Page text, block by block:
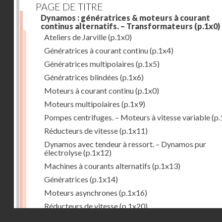
PAGE DE TITRE
Dynamos : génératrices & moteurs à courant
continus alternatifs. – Transformateurs (p.1x0)
Ateliers de Jarville(p.1x0)
Génératrices à courant continu(p.1x4)
Génératrices multipolaires (p.1x5)
Génératrices blindées (p.1x6)
Moteurs à courant continu(p.1x0)
Moteurs multipolaires (p.1x9)
Pompes centrifuges. – Moteurs à vitesse variable
Réducteurs de vitesse(p.1x11)
Dynamos avec tendeur à ressort. – Dynamos pur
électrolyse(p.1x12)
Machines à courants alternatifs (p.1x13)
Génératrices (p.1x14)
Moteurs asynchrones (p.1x16)
Réducteurs de vitesse(p.1x20)